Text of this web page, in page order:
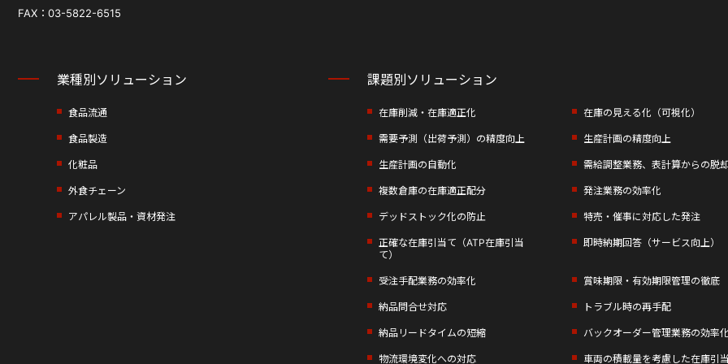
FAX：03-5822-6515
業種別ソリューション
食品流通
食品製造
化粧品
外食チェーン
アパレル製品・資材発注
課題別ソリューション
在庫削減・在庫適正化 在庫の見える化（可視化）
需要予測（出荷予測）の精度向上 生産計画の精度向上
生産計画の自動化 需給調整業務、表計算からの脱
複数倉庫の在庫適正配分 発注業務の効率化
デッドストック化の防止 特売・催事に対応した発注
正確な在庫引当て（ATP在庫引当
て）
即時納期回答（サービス向上）
受注手配業務の効率化 賞味期限・有効期限管理の徹底
納品問合せ対応 トラブル時の再手配
納品リードタイムの短縮 バックオーダー管理業務の効率
物流環境変化への対応 車両の積載量を考慮した在庫引